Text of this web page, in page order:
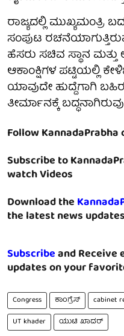
ರಾಜ್ಯದಲ್ಲಿ
ಸಂಪುಟ
ಹೆಸರು ಸಚಿವ ಸ್ಥಾನ
ಆಕಾಂಕ್ಷಿಗಳ ಪಟ್ಟಿಯಲ್ಲಿ
ಯಾವುದೇ ಹುದ್ದೆಗಾಗಿ
ತೀರ್ಮಾನಕ್ಕೆ
Follow KannadaPrabha
Subscribe to
watch Videos
Download the
the latest news updates
Subscribeand Receive
updates on your
Congress ಕಾಂಗ್ರೆಸ್ cabinet
UT khader
ಯುಟಿ ಖಾದರ್